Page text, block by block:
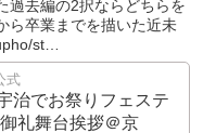
過去編の2択ならどちらを
ら卒業までを描いた近未
st…
式
治でお祭りフェステ
礼舞台挨拶＠京